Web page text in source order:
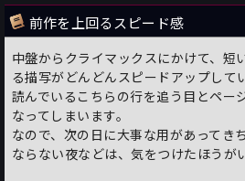
前作を上回るスピード感
中盤からクライマックスにかけて、短
る描写がどんどんスピードアップしてい
読んでいるこちらの行を追う目とペー
なってしまいます。
なので、次の日に大事な用があってき
ならない夜などは、気をつけたほうが